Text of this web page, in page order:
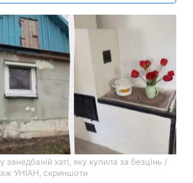
хаті, яку купила за безцінь /
УНІАН, скриншоти